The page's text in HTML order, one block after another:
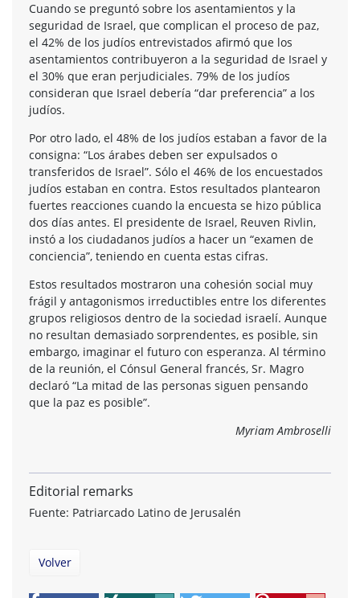
Cuando se preguntó sobre los asentamientos y la
seguridad de Israel, que complican el proceso de paz,
el 42% de los judíos entrevistados afirmó que los
asentamientos contribuyeron a la seguridad de Israel y
el 30% que eran perjudiciales. 79% de los judíos
consideran que Israel debería “dar preferencia” a los
judíos.
Por otro lado, el 48% de los judíos estaban a favor de la
consigna: “Los árabes deben ser expulsados o
transferidos de Israel”. Sólo el 46% de los encuestados
judíos estaban en contra. Estos resultados plantearon
fuertes reacciones cuando la encuesta se hizo pública
dos días antes. El presidente de Israel, Reuven Rivlin,
instó a los ciudadanos judíos a hacer un “examen de
conciencia”, teniendo en cuenta estas cifras.
Estos resultados mostraron una cohesión social muy
frágil y antagonismos irreductibles entre los diferentes
grupos religiosos dentro de la sociedad israelí. Aunque
no resultan demasiado sorprendentes, es posible, sin
embargo, imaginar el futuro con esperanza. Al término
de la reunión, el Cónsul General francés, Sr. Magro
declaró “La mitad de las personas siguen pensando
que la paz es posible”.
Myriam Ambroselli
Editorial remarks
Fuente: Patriarcado Latino de Jerusalén
Volver